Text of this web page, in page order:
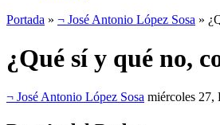
Portada » ¬ José Antonio López Sosa »
¿Qué sí y qué no,
¬ José Antonio López Sosa miércoles 27,